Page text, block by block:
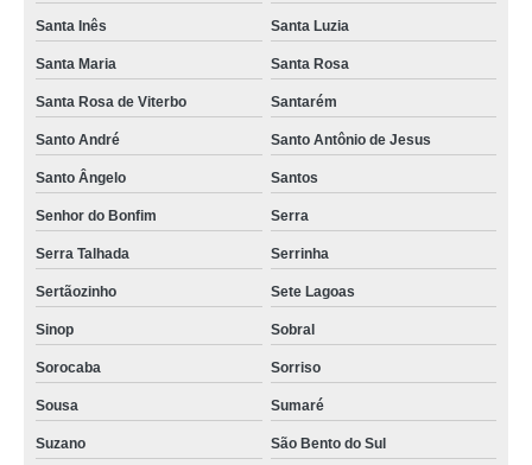
Santa Inês Santa Luzia
Santa Maria Santa Rosa
Santa Rosa de Viterbo Santarém
Santo André Santo Antônio de Jesus
Santo Ângelo Santos
Senhor do Bonfim Serra
Serra Talhada Serrinha
Sertãozinho Sete Lagoas
Sinop Sobral
Sorocaba Sorriso
Sousa Sumaré
Suzano São Bento do Sul